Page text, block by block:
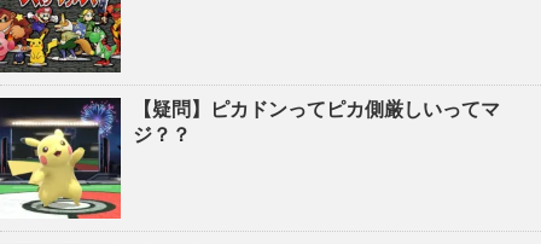
【疑問】ピカドンってピカ側厳しいってマ
ジ？？